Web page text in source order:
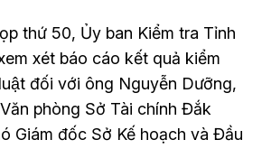
thứ 50, Ủy ban Kiểm tra Tỉnh
xét báo cáo kết quả kiểm
đối với ông Nguyễn Dưỡng,
phòng Sở Tài chính Đắk
Giám đốc Sở Kế hoạch và Đầu